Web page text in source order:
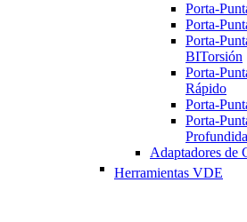
Porta-
Porta-
Porta-
BITorsión
Porta-
Rápido
Porta-
Porta-
Adaptadores de
Herramientas VDE